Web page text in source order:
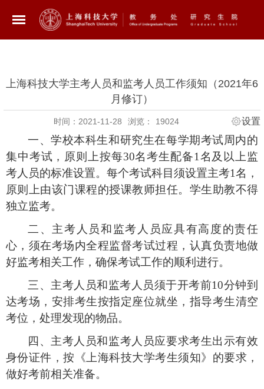
上海科技大学主考人员和监考人员工作须知（2021年6
月修订）
时间：2021-11-28 浏览： 19024 设置
一、学校本科生和研究生在每学期考试周内的
集中考试，原则上按每30名考生配备1 名及以上监
考人员的标准设置。每个考试科目须设置主考1名，
原则上由该门课程的授课教师担任。学生助教不得
独立监考。
二、主考人员和监考人员应具有高度的责任
心，须在考场内全程监督考试过程，认真负责地做
好监考相关工作，确保考试工作的顺利进行。
三、主考人员和监考人员须于开考前10分钟到
达考场，安排考生按指定座位就坐，指导考生清空
考位，处理发现的物品。
四、主考人员和监考人员应要求考生出示有效
身份证件，按《上海科技大学考生须知》的要求，
做好考前相关准备。